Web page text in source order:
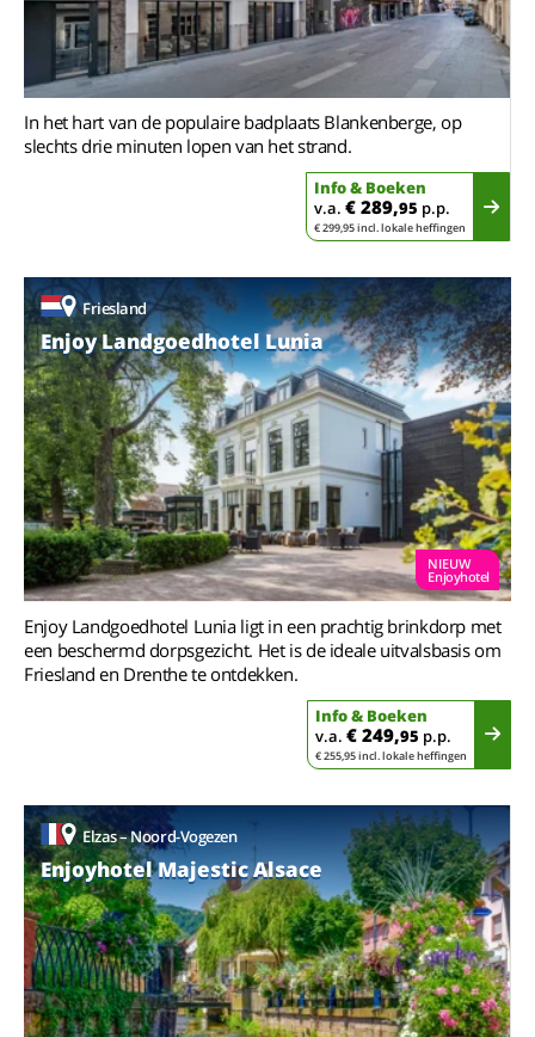
In het hart van de populaire badplaats Blankenberge, op
slechts drie minuten lopen van het strand.
Info & Boeken
v.a. € 289,95 p.p.
€ 299,95 incl. lokale heffingen
Friesland
Enjoy Landgoedhotel Lunia
NIEUW
Enjoyhotel
Enjoy Landgoedhotel Lunia ligt in een prachtig brinkdorp met
een beschermd dorpsgezicht. Het is de ideale uitvalsbasis om
Friesland en Drenthe te ontdekken.
Info & Boeken
v.a. € 249,95 p.p.
€ 255,95 incl. lokale heffingen
Elzas – Noord-Vogezen
Enjoyhotel Majestic Alsace